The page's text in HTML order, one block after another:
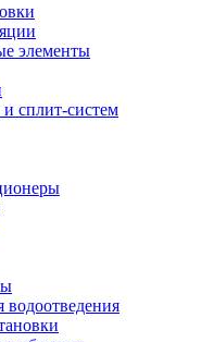
элементы
сплит-систем
водоотведения